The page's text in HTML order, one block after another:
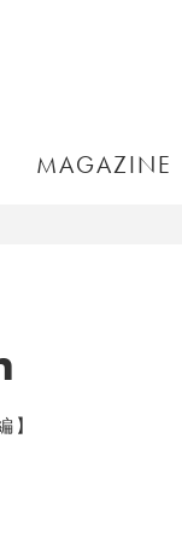
MAGAZINE
】